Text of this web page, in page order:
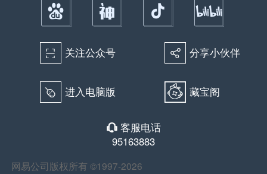
򰀁 关注公众号 򰀂 分享小伙伴
򰀄 进入电脑版 藏宝阁
򰀃 客服电话
95163883
网易公司版权所有 ©1997-2026